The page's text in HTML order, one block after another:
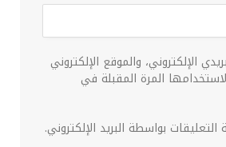
الإلكتروني، والموقع الإلكتروني
المرة المقبلة في
بواسطة البريد الإلكتروني.